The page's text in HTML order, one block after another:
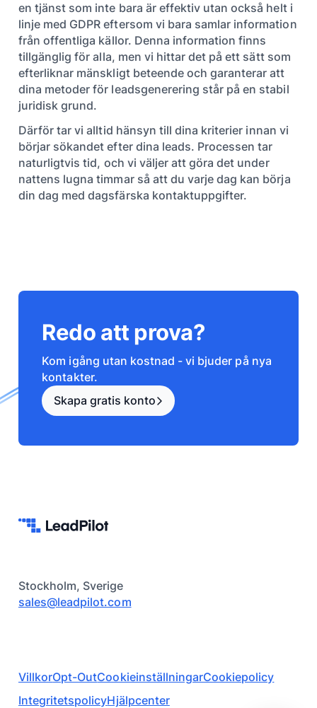
en tjänst som inte bara är effektiv utan också helt i
linje med GDPR eftersom vi bara samlar information
från offentliga källor. Denna information finns
tillgänglig för alla, men vi hittar det på ett sätt som
efterliknar mänskligt beteende och garanterar att
dina metoder för leadsgenerering står på en stabil
juridisk grund.
Därför tar vi alltid hänsyn till dina kriterier innan vi
börjar sökandet efter dina leads. Processen tar
naturligtvis tid, och vi väljer att göra det under
nattens lugna timmar så att du varje dag kan börja
din dag med dagsfärska kontaktuppgifter.
Redo att prova?
Kom igång utan kostnad - vi bjuder på nya
kontakter.
Skapa gratis konto
Stockholm, Sverige
sales@leadpilot.com
VillkorOpt-OutCookieinställningarCookiepolicy
IntegritetspolicyHjälpcenter